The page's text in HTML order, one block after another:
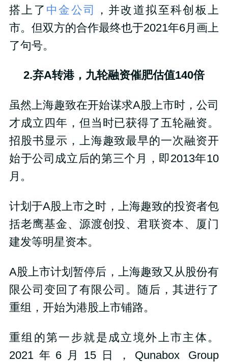
搭上了 中金公司
，并改道拟至科创板上
市。但双方的合作最终也于2021年6月画上
了句号。
2.弃A转港，九轮融资催肥估值140倍
虽然上海趣致在开始谋求A股上市时，公司
才成立四年，但当时已获得了五轮融资。
招股书显示，上海趣致最早的一次融资开
始于公司成立后的第三个月，即2013年10
月。
计划于A股上市之时，上海趣致的投资者包
括老鹰基金、源渡创投、君联资本、厦门
建发等明星资本。
A股上市计划暂停后，上海趣致又从股份有
限公司变回了有限公司。随后，其进行了
重组，开始为港股上市铺路。
重组的第一步就是成立境外上市主体。
2021年6月15日，Qunabox Group